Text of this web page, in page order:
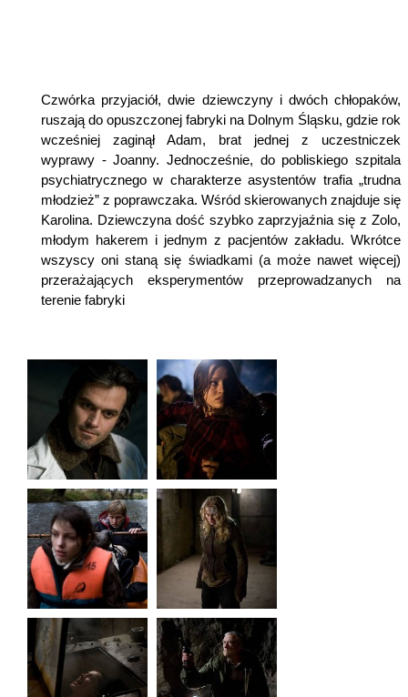
Czwórka przyjaciół, dwie dziewczyny i dwóch chłopaków,
ruszają do opuszczonej fabryki na Dolnym Śląsku, gdzie rok
wcześniej zaginął Adam, brat jednej z uczestniczek
wyprawy - Joanny. Jednocześnie, do pobliskiego szpitala
psychiatrycznego w charakterze asystentów trafia „trudna
młodzież” z poprawczaka. Wśród skierowanych znajduje się
Karolina. Dziewczyna dość szybko zaprzyjaźnia się z Zolo,
młodym hakerem i jednym z pacjentów zakładu. Wkrótce
wszyscy oni staną się świadkami (a może nawet więcej)
przerażających eksperymentów przeprowadzanych na
terenie fabryki